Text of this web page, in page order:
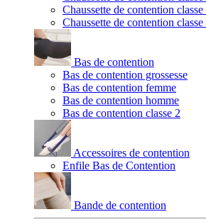
Chaussette de contention classe
Chaussette de contention classe
Bas de contention
Bas de contention grossesse
Bas de contention femme
Bas de contention homme
Bas de contention classe 2
Accessoires de contention
Enfile Bas de Contention
Bande de contention